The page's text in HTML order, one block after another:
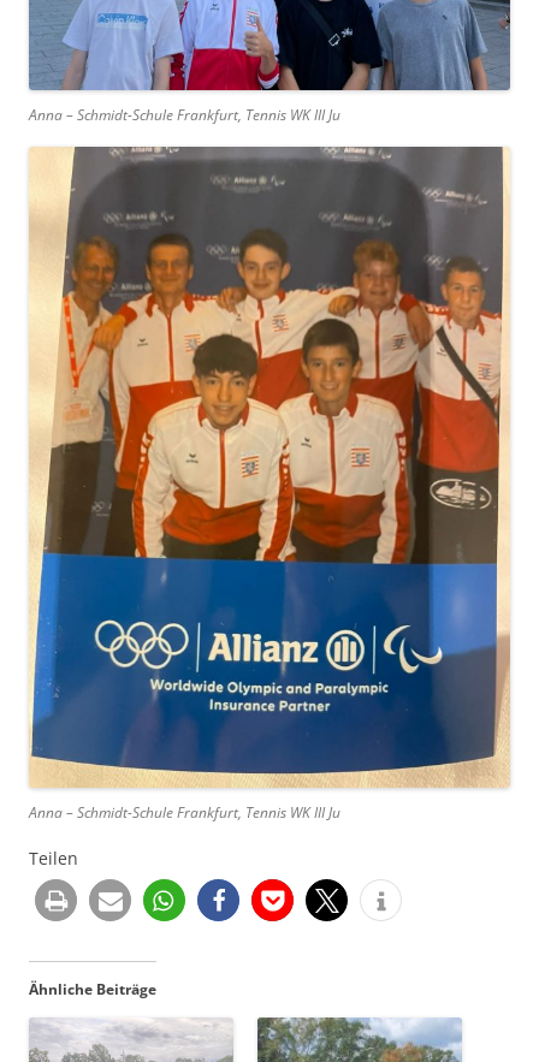
Anna – Schmidt-Schule Frankfurt, Tennis WK III Ju
Anna – Schmidt-Schule Frankfurt, Tennis WK III Ju
Teilen
Ähnliche Beiträge